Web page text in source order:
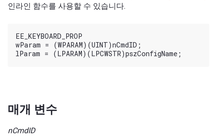
인라인 함수를 사용할 수 있습니다.
EE_KEYBOARD_PROP
wParam = (WPARAM)(UINT)nCmdID;
매개 변수
nCmdID